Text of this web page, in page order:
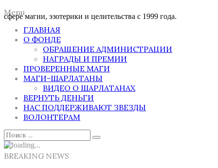
сфере магии, эзотерики и целительства с 1999 года.
Menu
ГЛАВНАЯ
О ФОНДЕ
ОБРАЩЕНИЕ АДМИНИСТРАЦИИ
НАГРАДЫ И ПРЕМИИ
ПРОВЕРЕННЫЕ МАГИ
МАГИ-ШАРЛАТАНЫ
ВИДЕО О ШАРЛАТАНАХ
ВЕРНУТЬ ДЕНЬГИ
НАС ПОДДЕРЖИВАЮТ ЗВЕЗДЫ
ВОЛОНТЕРАМ
BREAKING NEWS